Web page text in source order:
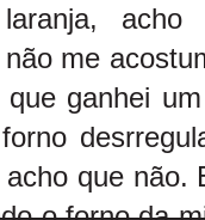
me
ganhei
que não.